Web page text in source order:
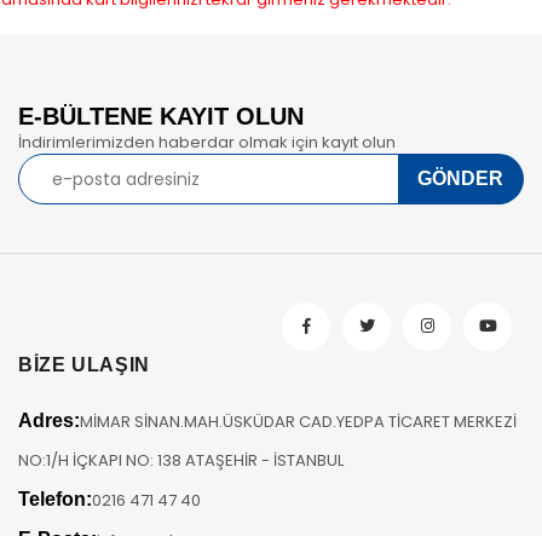
E-BÜLTENE KAYIT OLUN
İndirimlerimizden haberdar olmak için kayıt olun
BİZE ULAŞIN
Adres:MİMAR SİNAN.MAH.ÜSKÜDAR CAD.YEDPA TİCARET MERKEZİ
NO:1/H İÇKAPI NO: 138 ATAŞEHİR - İSTANBUL
Telefon:0216 471 47 40